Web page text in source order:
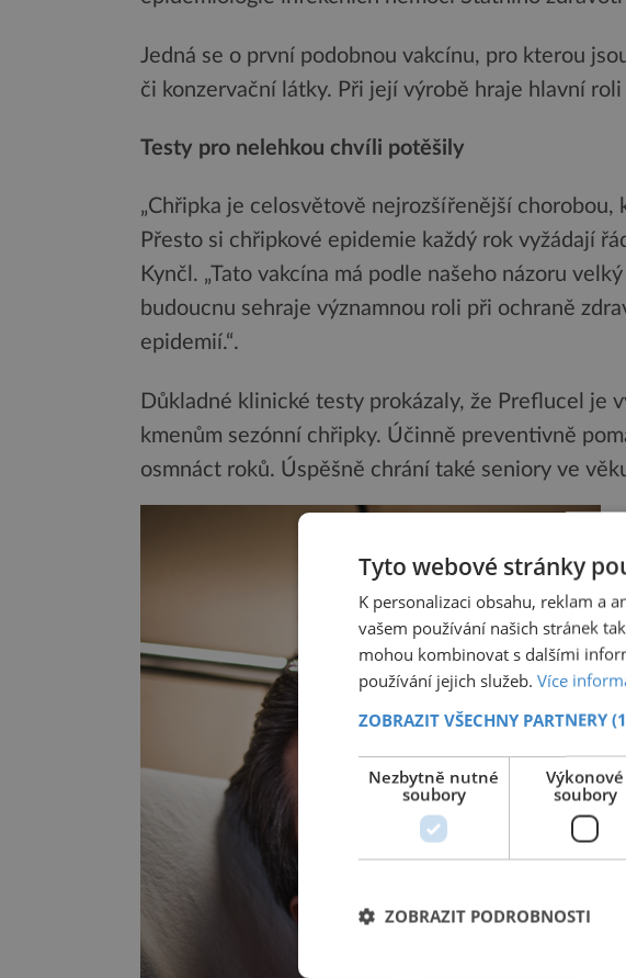
Jedná se o první podobnou vakcínu, pro kterou
či konzervační látky. Při její výrobě hraje hlavní
Testy pro nelehkou chvíli potěšily
„Chřipka je celosvětově nejrozšířenější chorobou,
Přesto si chřipkové epidemie každý rok vyžádají
Kynčl. „Tato vakcína má podle našeho názoru
budoucnu sehraje významnou roli při ochraně
epidemií.“.
Důkladné klinické testy prokázaly, že Preflucel je
kmenům sezónní chřipky. Účinně preventivně
osmnáct roků. Úspěšně chrání také seniory ve
Tyto webové stránky
K personalizaci obsahu, reklam a
vašem používání našich stránek
mohou kombinovat s dalšími
používání jejich služeb. Více
ZOBRAZIT VŠECHNY PARTNERY
Nezbytně nutné
soubory
Výkonové
soubory
ZOBRAZIT PODROBNOSTI